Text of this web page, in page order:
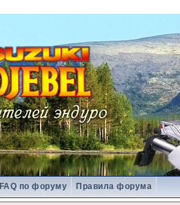
FAQ по форуму Правила форума